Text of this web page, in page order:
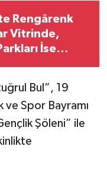
Rengârenk
Vitrinde,
İse
Bul”, 19
ve Spor Bayramı
Şöleni” ile